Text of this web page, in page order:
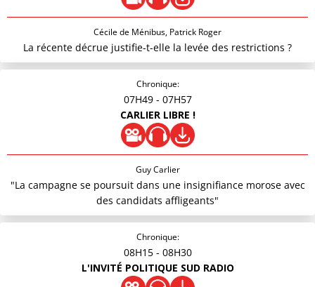
Cécile de Ménibus, Patrick Roger
La récente décrue justifie-t-elle la levée des restrictions ?
Chronique:
07H49 - 07H57
CARLIER LIBRE !
Guy Carlier
"La campagne se poursuit dans une insignifiance morose avec
des candidats affligeants"
Chronique:
08H15 - 08H30
L'INVITÉ POLITIQUE SUD RADIO